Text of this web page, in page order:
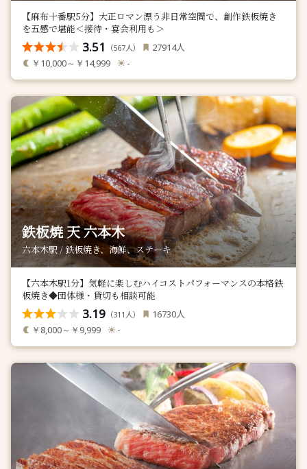
【麻布十番駅5分】大正ロマン漂う非日常空間で、創作鉄板焼き
を五感で堪能＜接待・宴会利用も＞
3.51 （567人） 27914人
￥10,000～￥14,999 -
鉄板焼 天 六本木
六本木駅 / 鉄板焼き、海鮮、ステーキ
【六本木駅1分】気軽に楽しむハイコストパフォーマンスの本格鉄
板焼き◆団体様・貸切も相談可能
3.19 （311 人） 16730人
￥8,000～￥9,999 -